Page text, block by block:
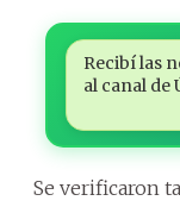
Recibí las
al canal de
Se verificaron